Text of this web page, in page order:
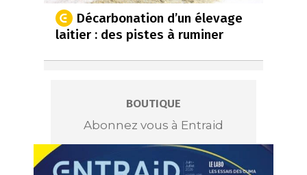
Décarbonation d’un élevage
laitier : des pistes à ruminer
BOUTIQUE
Abonnez vous à Entraid